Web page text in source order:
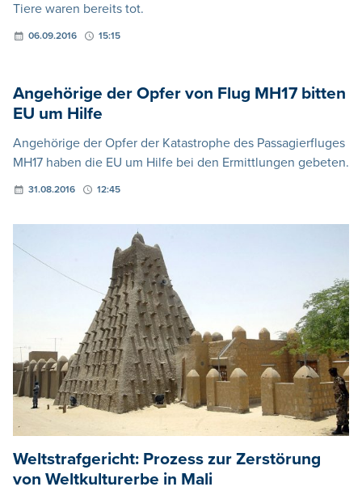
Tiere waren bereits tot.
06.09.2016 15:15
Angehörige der Opfer von Flug MH17 bitten
EU um Hilfe
Angehörige der Opfer der Katastrophe des Passagierfluges
MH17 haben die EU um Hilfe bei den Ermittlungen gebeten.
31.08.2016 12:45
Weltstrafgericht: Prozess zur Zerstörung
von Weltkulturerbe in Mali